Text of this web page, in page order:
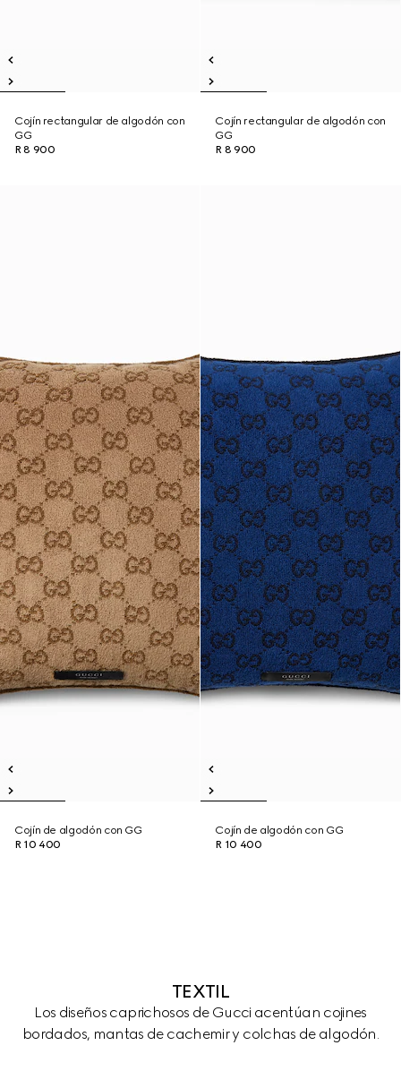
Cojín rectangular de algodón con
GG
R 8 900
Cojín rectangular de algodón con
GG
R 8 900
Cojín de algodón con GG
R 10 400
Cojín de algodón con GG
R 10 400
TEXTIL
Los diseños caprichosos de Gucci acentúan cojines
bordados, mantas de cachemir y colchas de algodón.